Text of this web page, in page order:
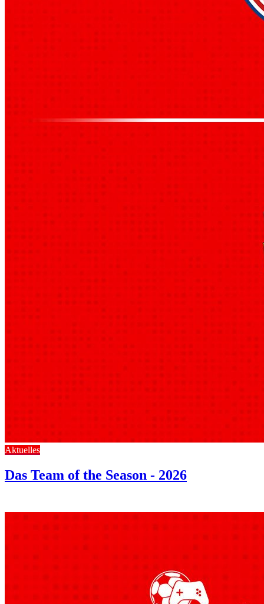
Aktuelles
Das Team of the Season - 2026